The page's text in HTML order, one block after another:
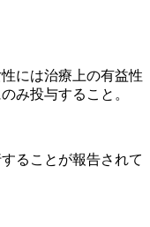
には治療上の有益性
み投与すること。
ることが報告されて